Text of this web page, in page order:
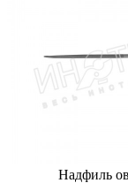
Надфиль